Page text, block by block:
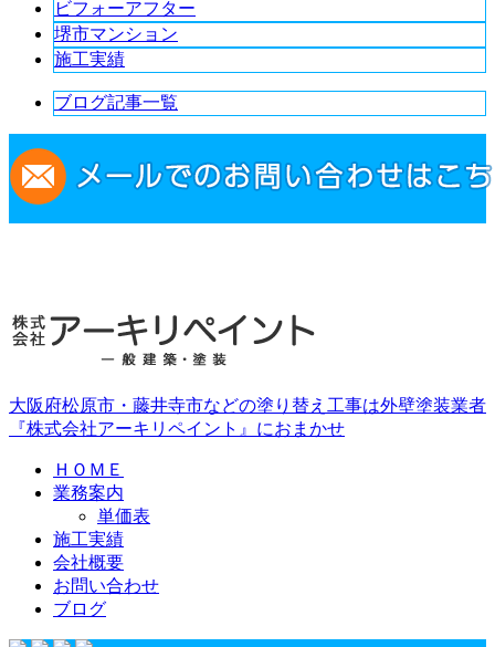
ビフォーアフター
堺市マンション
施工実績
ブログ記事一覧
大阪府松原市・藤井寺市などの塗り替え工事は外壁塗装業者
『株式会社アーキリペイント』におまかせ
ＨＯＭＥ
業務案内
単価表
施工実績
会社概要
お問い合わせ
ブログ